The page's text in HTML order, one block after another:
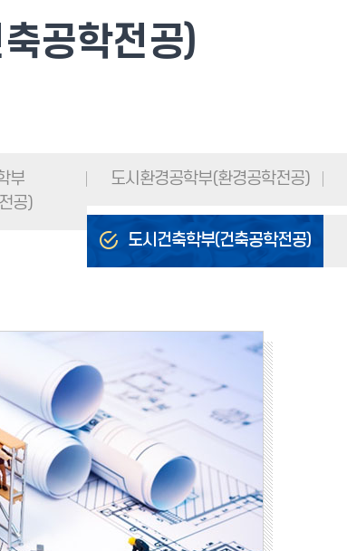
공학전공)
부
공)
도시환경공학부(환경공학전공)
도시건축학부(건축공학전공)